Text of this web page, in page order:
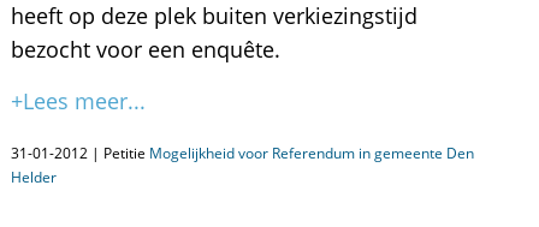
heeft op deze plek buiten verkiezingstijd
bezocht voor een enquête.
+Lees meer...
31-01-2012 | Petitie Mogelijkheid voor Referendum in gemeente Den
Helder